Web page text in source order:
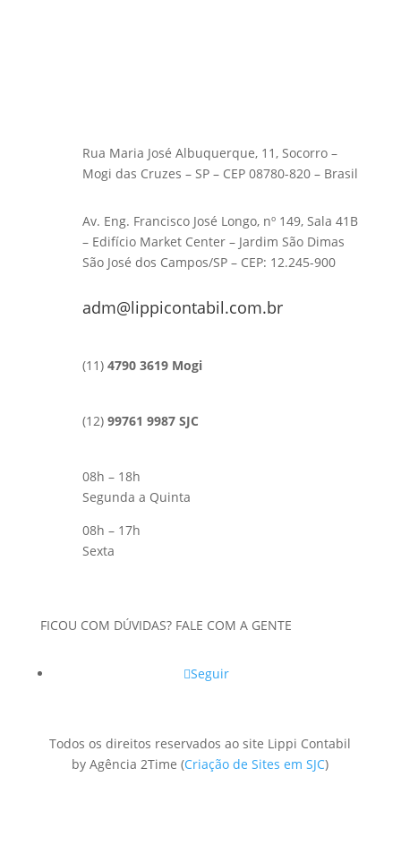
Rua Maria José Albuquerque, 11, Socorro –
Mogi das Cruzes – SP – CEP 08780-820 – Brasil
Av. Eng. Francisco José Longo, nº 149, Sala 41B
– Edifício Market Center – Jardim São Dimas
São José dos Campos/SP – CEP: 12.245-900
adm@lippicontabil.com.br
(11) 4790 3619 Mogi
(12) 99761 9987 SJC
08h – 18h
Segunda a Quinta
08h – 17h
Sexta
FICOU COM DÚVIDAS? FALE COM A GENTE
Seguir
Todos os direitos reservados ao site Lippi Contabil
by Agência 2Time(Criação de Sites em SJC)